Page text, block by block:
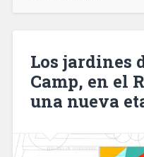
hasta
final
de
Los jardines
Camp, en el
una nueva